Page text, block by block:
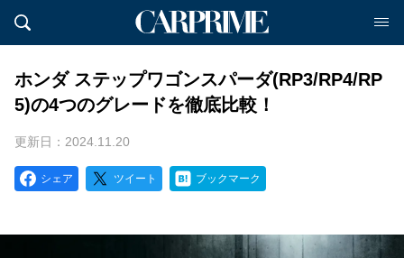
ホンダ ステップワゴンスパーダ(RP3/RP4/RP
5)の4つのグレードを徹底比較！
更新日：2024.11.20
シェア ツイート ブックマーク